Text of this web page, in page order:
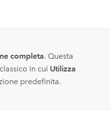
completa. Questa
in cui Utilizza
predefinita.